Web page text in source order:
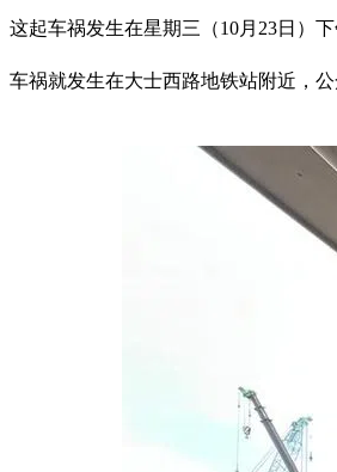
这起车祸发生在星期三（10月23日）
车祸就发生在大士西路地铁站附近，